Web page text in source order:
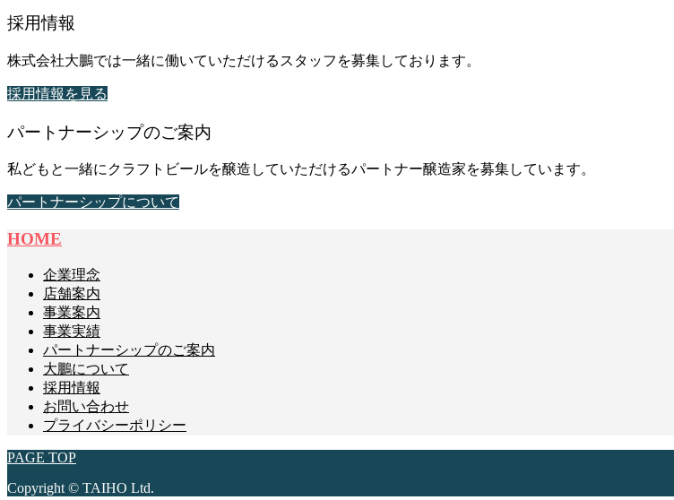
採用情報
株式会社大鵬では一緒に働いていただけるスタッフを募集しております。
採用情報を見る
パートナーシップのご案内
私どもと一緒にクラフトビールを醸造していただけるパートナー醸造家を募集しています。
パートナーシップについて
HOME
企業理念
店舗案内
事業案内
事業実績
パートナーシップのご案内
大鵬について
採用情報
お問い合わせ
プライバシーポリシー
PAGE TOP
Copyright © TAIHO Ltd.